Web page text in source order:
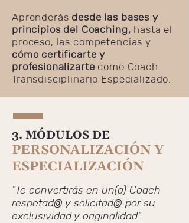
Aprenderás desde las bases y
principios del Coaching, hasta el
proceso, las competencias y
cómo certificarte y
profesionalizarte como Coach
Transdisciplinario Especializado.
3. MÓDULOS DE
PERSONALIZACIÓN Y
ESPECIALIZACIÓN
"Te convertirás en un(a) Coach
respetad@ y solicitad@ por su
exclusividad y originalidad".